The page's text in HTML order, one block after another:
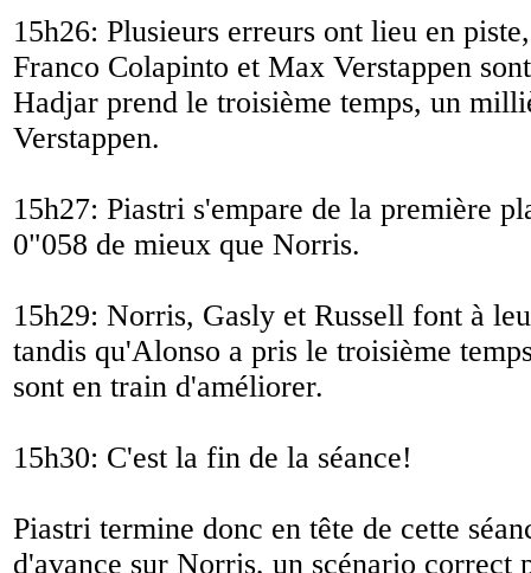
15h26: Plusieurs erreurs ont lieu en
Franco Colapinto et Max Verstappen
Hadjar prend le troisième temps, un
Verstappen.
15h27: Piastri s'empare de la première
0"058 de mieux que Norris.
15h29: Norris, Gasly et Russell font à
tandis qu'Alonso a pris le troisième
sont en train d'améliorer.
15h30: C'est la fin de la séance!
Piastri termine donc en tête de cette
d'avance sur Norris, un scénario correct